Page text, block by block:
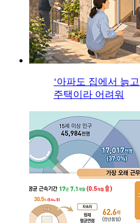
‘아파도 집에서 늙
주택이라 어려워